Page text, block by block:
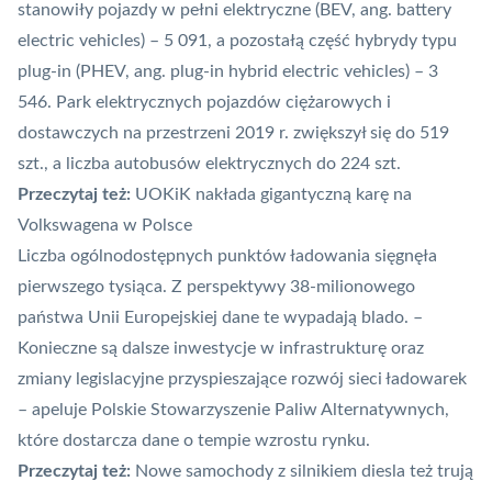
stanowiły pojazdy w pełni elektryczne (BEV, ang. battery
electric vehicles) – 5 091, a pozostałą część hybrydy typu
plug-in (PHEV, ang. plug-in hybrid electric vehicles) – 3
546. Park elektrycznych pojazdów ciężarowych i
dostawczych na przestrzeni 2019 r. zwiększył się do 519
szt., a liczba autobusów elektrycznych do 224 szt.
Przeczytaj też: UOKiK nakłada gigantyczną karę na
Volkswagena w Polsce
Liczba ogólnodostępnych punktów ładowania sięgnęła
pierwszego tysiąca. Z perspektywy 38-milionowego
państwa Unii Europejskiej dane te wypadają blado. –
Konieczne są dalsze inwestycje w infrastrukturę oraz
zmiany legislacyjne przyspieszające rozwój sieci ładowarek
– apeluje Polskie Stowarzyszenie Paliw Alternatywnych,
które dostarcza dane o tempie wzrostu rynku.
Przeczytaj też: Nowe samochody z silnikiem diesla też trują